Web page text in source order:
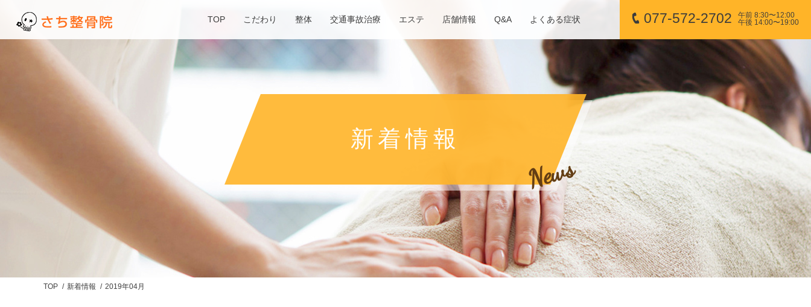
TOP こだわり 整体 交通事故治療 エステ 店舗情報 Q&A よくある症状 077-572-2702
午前 8:30〜12:00
午後 14:00〜19:00
新着情報
News
TOP 新着情報 2019年04月